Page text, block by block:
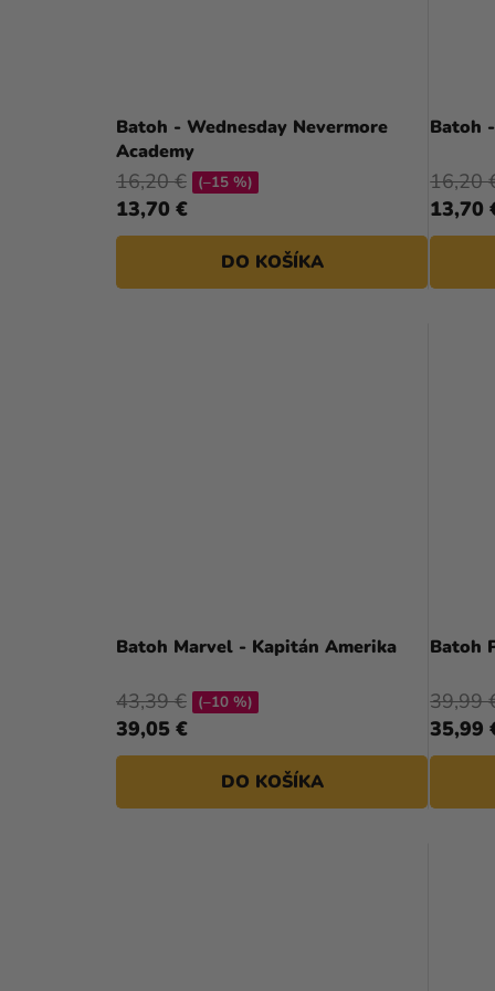
Batoh - Wednesday Nevermore
Academy
13,70 €
16,20 € (–15 %)
DO KOŠÍKA
Batoh
13,70
16,20
Batoh Marvel - Kapitán Amerika
39,05 €
43,39 € (–10 %)
DO KOŠÍKA
Batoh
35,99
39,99